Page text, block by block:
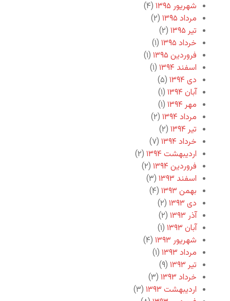
شهریور ۱۳۹۵
(۴)
مرداد ۱۳۹۵
(۲)
تیر ۱۳۹۵
(۲)
خرداد ۱۳۹۵
(۱)
فروردین ۱۳۹۵
(۱)
اسفند ۱۳۹۴
(۱)
دی ۱۳۹۴
(۵)
آبان ۱۳۹۴
(۱)
مهر ۱۳۹۴
(۱)
مرداد ۱۳۹۴
(۲)
تیر ۱۳۹۴
(۲)
خرداد ۱۳۹۴
(۷)
اردیبهشت ۱۳۹۴
(۲)
فروردین ۱۳۹۴
(۲)
اسفند ۱۳۹۳
(۳)
بهمن ۱۳۹۳
(۴)
دی ۱۳۹۳
(۲)
آذر ۱۳۹۳
(۲)
آبان ۱۳۹۳
(۱)
شهریور ۱۳۹۳
(۴)
مرداد ۱۳۹۳
(۱)
تیر ۱۳۹۳
(۹)
خرداد ۱۳۹۳
(۳)
اردیبهشت ۱۳۹۳
(۳)